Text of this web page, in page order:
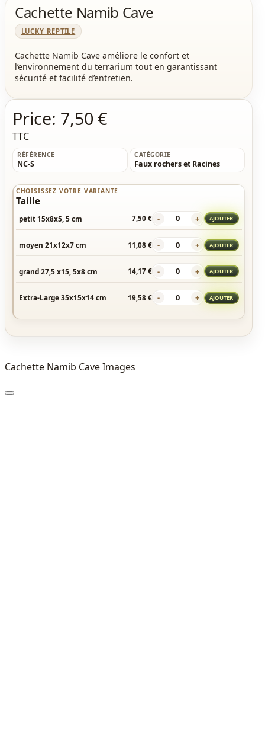
Cachette Namib Cave
LUCKY REPTILE
Cachette Namib Cave améliore le confort et
l’environnement du terrarium tout en garantissant
sécurité et facilité d’entretien.
Price: 7,50 €
TTC
RÉFÉRENCE
NC-S
CATÉGORIE
Faux rochers et Racines
CHOISISSEZ VOTRE VARIANTE
Taille
petit 15x8x5, 5 cm 7,50 € - + AJOUTER
moyen 21x12x7 cm 11,08 € - + AJOUTER
grand 27,5 x15, 5x8 cm 14,17 € - + AJOUTER
Extra-Large 35x15x14 cm 19,58 € - + AJOUTER
Cachette Namib Cave Images